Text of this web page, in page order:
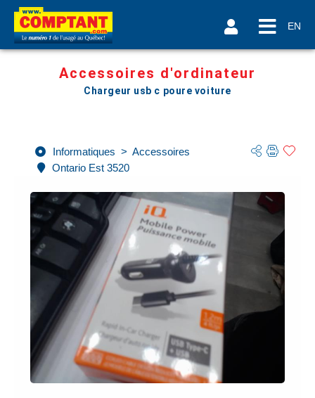
EN
Accessoires d'ordinateur
Chargeur usb c poure voiture
Informatiques > Accessoires
Ontario Est 3520